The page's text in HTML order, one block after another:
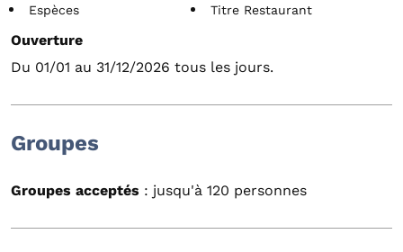
Espèces
Titre Restaurant
Ouverture
Du 01/01 au 31/12/2026 tous les jours.
Groupes
Groupes acceptés : jusqu'à 120 personnes